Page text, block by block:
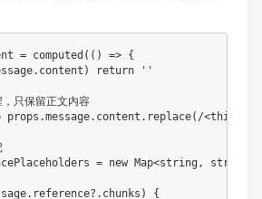
= computed ( ( ) => {
. content ) return ''
只保留正文内容
props .message. content . replace( /
= new Map<string , string
. reference?. chunks )
{